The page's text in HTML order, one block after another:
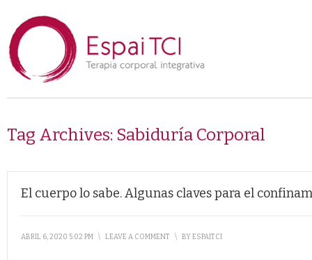
Tag Archives: Sabiduría Corporal
El cuerpo lo sabe. Algunas claves para el
ABRIL 6, 2020 5:02 PM \ LEAVE A COMMENT \ BYESPAITCI